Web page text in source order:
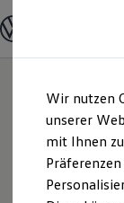
Hauptinhalt
springen
Footer
springen
Modelle und
SUV
Kombis
Wir nutzen
unserer
mit Ihnen